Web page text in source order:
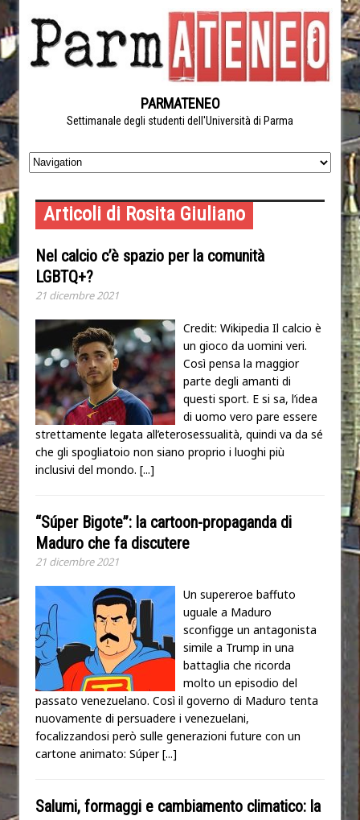
PARMATENEO
Settimanale degli studenti dell'Università di Parma
Articoli di Rosita Giuliano
Nel calcio c’è spazio per la comunità
LGBTQ+?
21 dicembre 2021
Credit: Wikipedia Il calcio è
un gioco da uomini veri.
Così pensa la maggior
parte degli amanti di
questi sport. E si sa, l’idea
di uomo vero pare essere
strettamente legata all’eterosessualità, quindi va da sé
che gli spogliatoio non siano proprio i luoghi più
inclusivi del mondo. [...]
“Súper Bigote”: la cartoon-propaganda di
Maduro che fa discutere
21 dicembre 2021
Un supereroe baffuto
uguale a Maduro
sconfigge un antagonista
simile a Trump in una
battaglia che ricorda
molto un episodio del
passato venezuelano. Così il governo di Maduro tenta
nuovamente di persuadere i venezuelani,
focalizzandosi però sulle generazioni future con un
cartone animato: Súper[...]
Salumi, formaggi e cambiamento climatico: la